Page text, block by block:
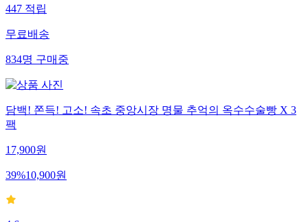
447적립
무료배송
834명구매중
담백! 쫀득! 고소! 속초 중앙시장 명물 추억의 옥수수술빵 X 3
팩
17,900원
39%10,900원